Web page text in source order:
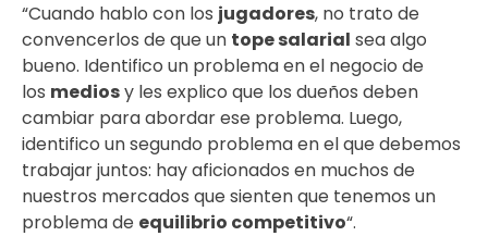
“Cuando hablo con los jugadores, no trato de
convencerlos de que un tope salarial sea algo
bueno. Identifico un problema en el negocio de
los mediosy les explico que los dueños deben
cambiar para abordar ese problema. Luego,
identifico un segundo problema en el que debemos
trabajar juntos: hay aficionados en muchos de
nuestros mercados que sienten que tenemos un
problema de equilibrio competitivo“.